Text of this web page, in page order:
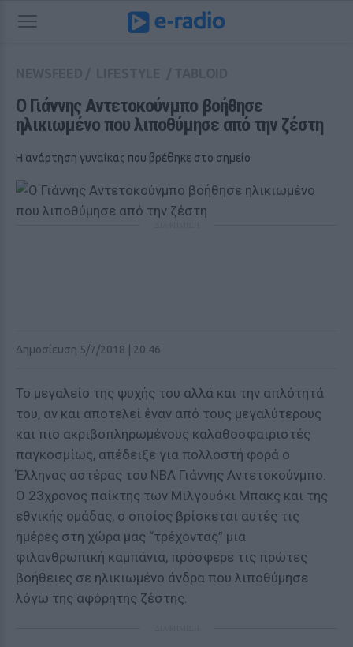
Ο Γιάννης Αντετοκούνμπο βοήθησε
ηλικιωμένο που λιποθύμησε από την ζέστη
Η ανάρτηση γυναίκας που βρέθηκε στο σημείο
Δημοσίευση 5/7/2018 | 20:46
Το μεγαλείο της ψυχής του αλλά και την απλότητά
του, αν και αποτελεί έναν από τους μεγαλύτερους
και πιο ακριβοπληρωμένους καλαθοσφαιριστές
παγκοσμίως, απέδειξε για πολλοστή φορά ο
Έλληνας αστέρας του ΝΒΑ Γιάννης Αντετοκούνμπο.
Ο 23χρονος παίκτης των Μιλγουόκι Μπακς και της
εθνικής ομάδας, ο οποίος βρίσκεται αυτές τις
ημέρες στη χώρα μας “τρέχοντας” μια
φιλανθρωπική καμπάνια, πρόσφερε τις πρώτες
βοήθειες σε ηλικιωμένο άνδρα που λιποθύμησε
λόγω της αφόρητης ζέστης.